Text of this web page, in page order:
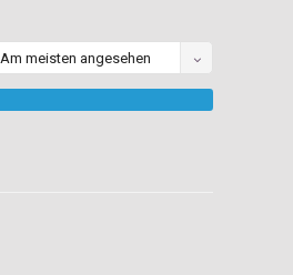
Am meisten angesehen